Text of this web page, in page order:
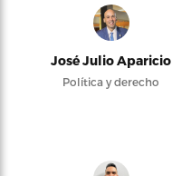
José Julio Aparicio
Política y derecho